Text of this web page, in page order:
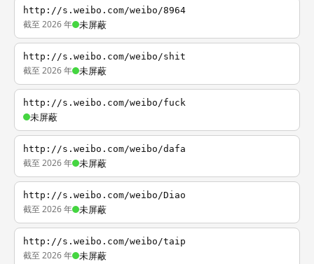
http://s.weibo.com/weibo/8964
截至 2026 年 未屏蔽
http://s.weibo.com/weibo/shit
截至 2026 年 未屏蔽
http://s.weibo.com/weibo/fuck
未屏蔽
http://s.weibo.com/weibo/dafa
截至 2026 年 未屏蔽
http://s.weibo.com/weibo/Diao
截至 2026 年 未屏蔽
http://s.weibo.com/weibo/taip
截至 2026 年 未屏蔽